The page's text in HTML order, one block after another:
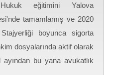
eğitimini Yalova
tamamlamış ve 2020
boyunca sigorta
dosyalarında aktif olarak
ayından bu yana avukatlık